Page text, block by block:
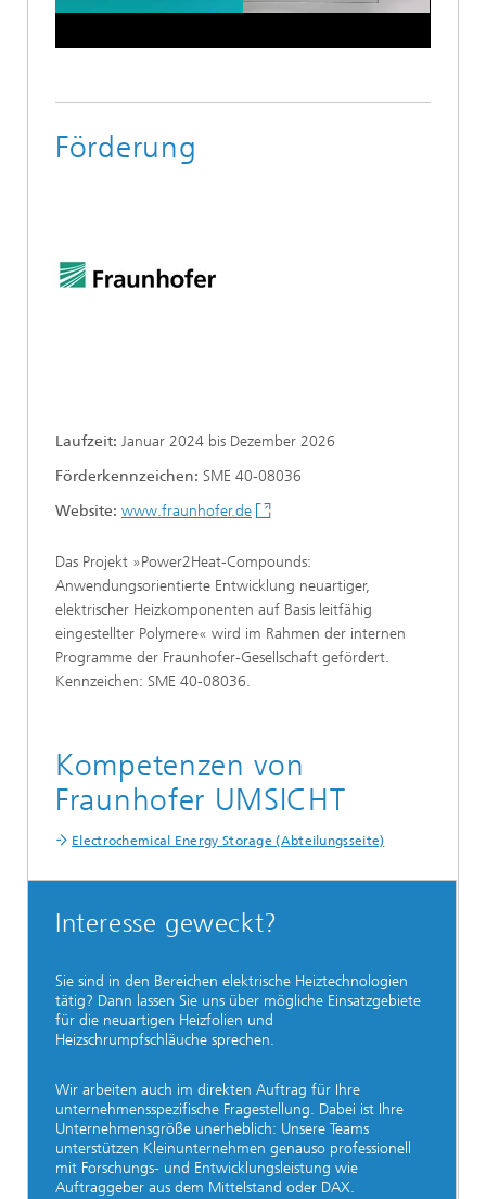
Förderung
Laufzeit: Januar 2024 bis Dezember 2026
Förderkennzeichen: SME 40-08036
Website: www.fraunhofer.de
Das Projekt »Power2Heat-Compounds:
Anwendungsorientierte Entwicklung neuartiger,
elektrischer Heizkomponenten auf Basis leitfähig
eingestellter Polymere« wird im Rahmen der internen
Programme der Fraunhofer-Gesellschaft gefördert.
Kennzeichen: SME 40-08036.
Kompetenzen von
Fraunhofer UMSICHT
Electrochemical Energy Storage (Abteilungsseite)
Interesse geweckt?
Sie sind in den Bereichen elektrische Heiztechnologien
tätig? Dann lassen Sie uns über mögliche Einsatzgebiete
für die neuartigen Heizfolien und
Heizschrumpfschläuche sprechen.
Wir arbeiten auch im direkten Auftrag für Ihre
unternehmensspezifische Fragestellung. Dabei ist Ihre
Unternehmensgröße unerheblich: Unsere Teams
unterstützen Kleinunternehmen genauso professionell
mit Forschungs- und Entwicklungsleistung wie
Auftraggeber aus dem Mittelstand oder DAX.